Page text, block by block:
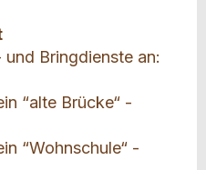
Bringdienste an:
“alte Brücke“ -
“Wohnschule“ -